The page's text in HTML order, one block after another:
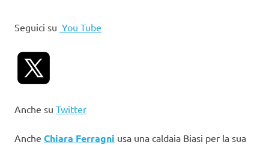
Seguici su You Tube
Anche su Twitter
Anche Chiara Ferragni usa una caldaia Biasi per la sua